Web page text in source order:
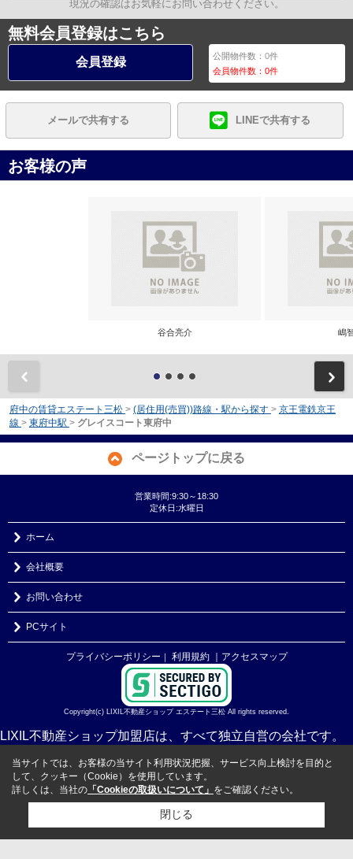
現況の確認はお気軽にお問い合わせください。
無料会員登録はこちら
会員登録 公開物件数：0件
会員物件数：0件
メールで共有する LINEで共有する
お客様の声
谷合亮介 嶋
府中の賃貸エステート三松 > (居住用(売買))路線・駅から探す > 京王電鉄京王
線 > 東府中駅 > グレイスコート東府中
ページトップに戻る
営業時間:9:30～18:30
定休日:水曜日
ホーム
会社概要
お問い合わせ
PCサイト
プライバシーポリシー 利用規約 ｜アクセスマップ
Copyright(c) LIXIL不動産ショップ エステート三松 All rights reserved.
LIXIL不動産ショップ加盟店は、すべて独立自営の会社です。
当サイトでは、お客様の当サイト利用状況把握、サービス向上検討を目的と
して、クッキー（Cookie）を使用しています。
詳しくは、当社の 「Cookieの取扱いについて」 をご確認ください。
閉じる